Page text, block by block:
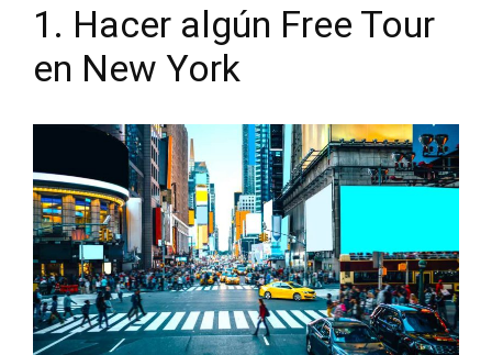
1. Hacer algún Free Tour
en New York